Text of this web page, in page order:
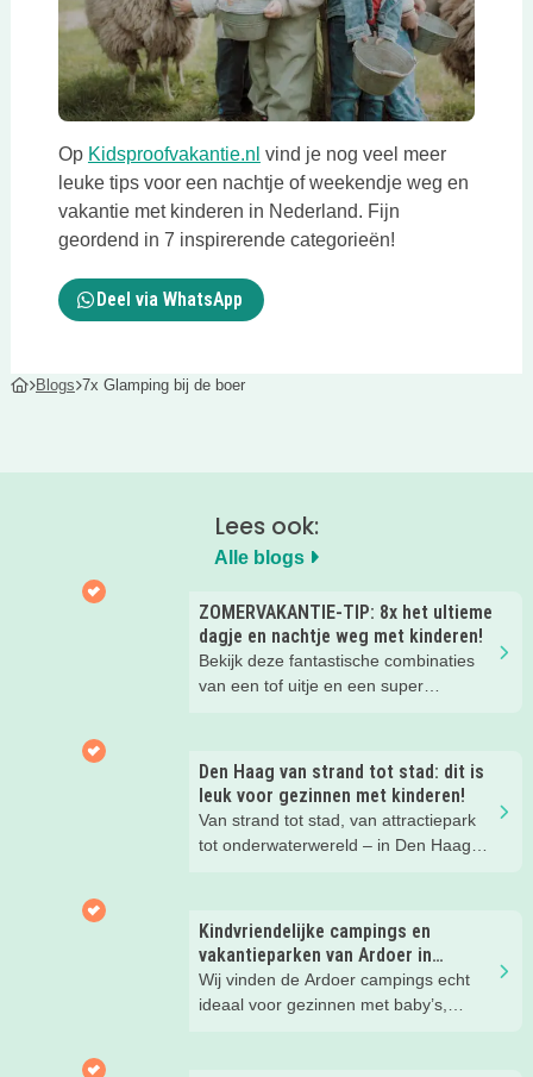
Op Kidsproofvakantie.nl Deze link opent in een nieuwe
vind je nog veel meer
leuke tips voor een nachtje of weekendje weg en
vakantie met kinderen in Nederland. Fijn
geordend in 7 inspirerende categorieën!
Deel via WhatsApp
Blogs 7x Glamping bij de boer
Lees ook:
Alle blogs
ZOMERVAKANTIE-TIP: 8x het ultieme
dagje en nachtje weg met kinderen!
Bekijk deze fantastische combinaties
van een tof uitje en een super
(klein)kind!
Den Haag van strand tot stad: dit is
leuk voor gezinnen met kinderen!
Van strand tot stad, van attractiepark
tot onderwaterwereld – in Den Haag
ontspannen met een lekkere lunch op
het strand en een duik in zee. Heerlijk!
Kindvriendelijke campings en
vakantieparken van Ardoer in
Nederland
Wij vinden de Ardoer campings echt
ideaal voor gezinnen met baby’s,